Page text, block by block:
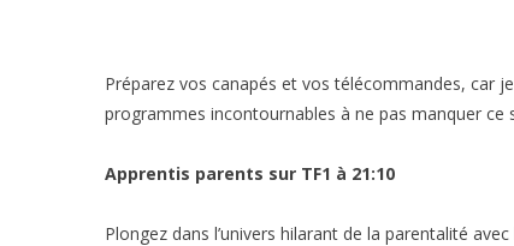
Préparez vos canapés et vos télécommandes, car
programmes incontournables à ne pas manquer ce
Apprentis parents sur TF1 à 21:10
Plongez dans l’univers hilarant de la parentalité